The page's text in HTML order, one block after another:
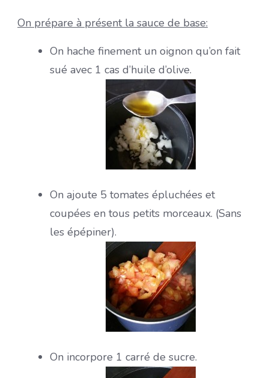
On prépare à présent la sauce de base:
On hache finement un oignon qu’on fait
sué avec 1 cas d’huile d’olive.
On ajoute 5 tomates épluchées et
coupées en tous petits morceaux. (Sans
les épépiner).
On incorpore 1 carré de sucre.